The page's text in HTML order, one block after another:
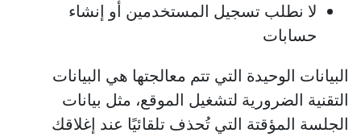
لا نطلب تسجيل المستخدمين أو إنشاء
حسابات
البيانات الوحيدة التي تتم معالجتها هي البيانات
التقنية الضرورية لتشغيل الموقع، مثل بيانات
الجلسة المؤقتة التي تُحذف تلقائيًا عند إغلاقك